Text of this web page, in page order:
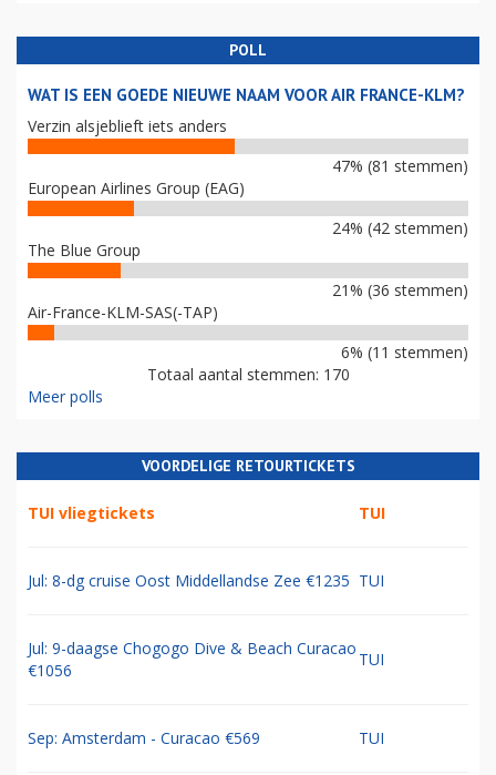
POLL
WAT IS EEN GOEDE NIEUWE NAAM VOOR AIR FRANCE-KLM?
Verzin alsjeblieft iets anders
47% (81 stemmen)
European Airlines Group (EAG)
24% (42 stemmen)
The Blue Group
21% (36 stemmen)
Air-France-KLM-SAS(-TAP)
6% (11 stemmen)
Totaal aantal stemmen: 170
Meer polls
VOORDELIGE RETOURTICKETS
TUI vliegtickets TUI
Jul: 8-dg cruise Oost Middellandse Zee €1235 TUI
Jul: 9-daagse Chogogo Dive & Beach Curacao
€1056
TUI
Sep: Amsterdam - Curacao €569 TUI